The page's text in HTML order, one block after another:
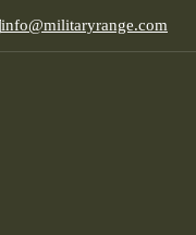
info@militaryrange.com